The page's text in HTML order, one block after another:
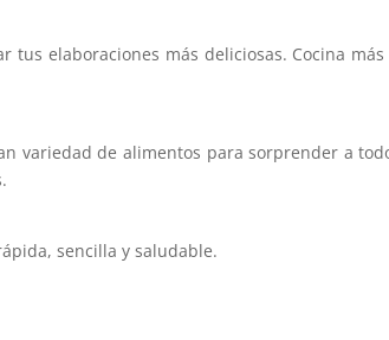
elaboraciones más deliciosas. Cocina más
variedad de alimentos para sorprender a
sencilla y saludable.